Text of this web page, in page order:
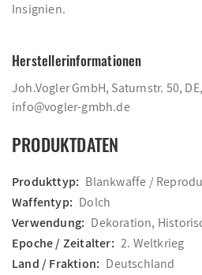
Insignien.
Herstellerinformationen
Joh.Vogler GmbH, Saturnstr. 50,
info@vogler-gmbh.de
PRODUKTDATEN
Produkttyp: Blankwaffe /
Waffentyp: Dolch
Verwendung: Dekoration,
Epoche / Zeitalter: 2. Weltkrieg
Land / Fraktion: Deutschland